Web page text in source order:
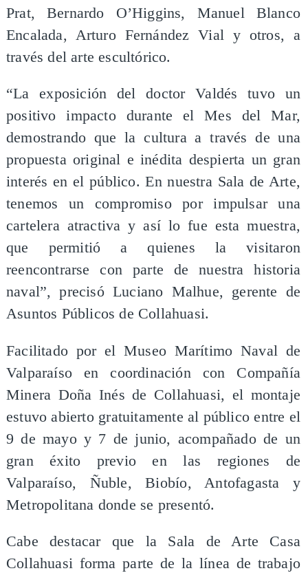
Prat, Bernardo O’Higgins, Manuel Blanco
Encalada, Arturo Fernández Vial y otros, a
través del arte escultórico.
“La exposición del doctor Valdés tuvo un
positivo impacto durante el Mes del Mar,
demostrando que la cultura a través de una
propuesta original e inédita despierta un gran
interés en el público. En nuestra Sala de Arte,
tenemos un compromiso por impulsar una
cartelera atractiva y así lo fue esta muestra,
que permitió a quienes la visitaron
reencontrarse con parte de nuestra historia
naval”, precisó Luciano Malhue, gerente de
Asuntos Públicos de Collahuasi.
Facilitado por el Museo Marítimo Naval de
Valparaíso en coordinación con Compañía
Minera Doña Inés de Collahuasi, el montaje
estuvo abierto gratuitamente al público entre el
9 de mayo y 7 de junio, acompañado de un
gran éxito previo en las regiones de
Valparaíso, Ñuble, Biobío, Antofagasta y
Metropolitana donde se presentó.
Cabe destacar que la Sala de Arte Casa
Collahuasi forma parte de la línea de trabajo